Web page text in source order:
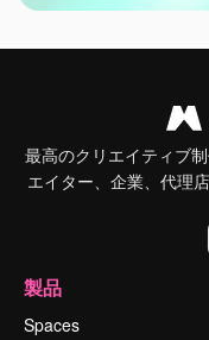
最高のクリエイティブ
エイター、企業、代理
製品
Spaces